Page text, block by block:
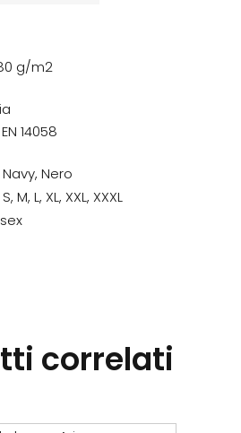
g/m2
14058
Navy, Nero
S, M, L, XL, XXL, XXXL
correlati